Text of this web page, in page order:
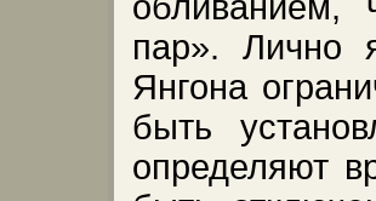
пар». Лично
Янгона
быть
определяют